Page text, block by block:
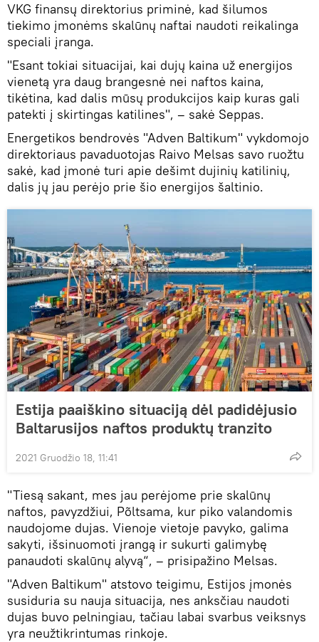
VKG finansų direktorius priminė, kad šilumos
tiekimo įmonėms skalūnų naftai naudoti reikalinga
speciali įranga.
"Esant tokiai situacijai, kai dujų kaina už energijos
vienetą yra daug brangesnė nei naftos kaina,
tikėtina, kad dalis mūsų produkcijos kaip kuras gali
patekti į skirtingas katilines", – sakė Seppas.
Energetikos bendrovės "Adven Baltikum" vykdomojo
direktoriaus pavaduotojas Raivo Melsas savo ruožtu
sakė, kad įmonė turi apie dešimt dujinių katilinių,
dalis jų jau perėjo prie šio energijos šaltinio.
Estija paaiškino situaciją dėl padidėjusio
Baltarusijos naftos produktų tranzito
2021 Gruodžio 18, 11:41
"Tiesą sakant, mes jau perėjome prie skalūnų
naftos, pavyzdžiui, Põltsama, kur piko valandomis
naudojome dujas. Vienoje vietoje pavyko, galima
sakyti, išsinuomoti įrangą ir sukurti galimybę
panaudoti skalūnų alyvą“, – prisipažino Melsas.
"Adven Baltikum" atstovo teigimu, Estijos įmonės
susiduria su nauja situacija, nes anksčiau naudoti
dujas buvo pelningiau, tačiau labai svarbus veiksnys
yra neužtikrintumas rinkoje.